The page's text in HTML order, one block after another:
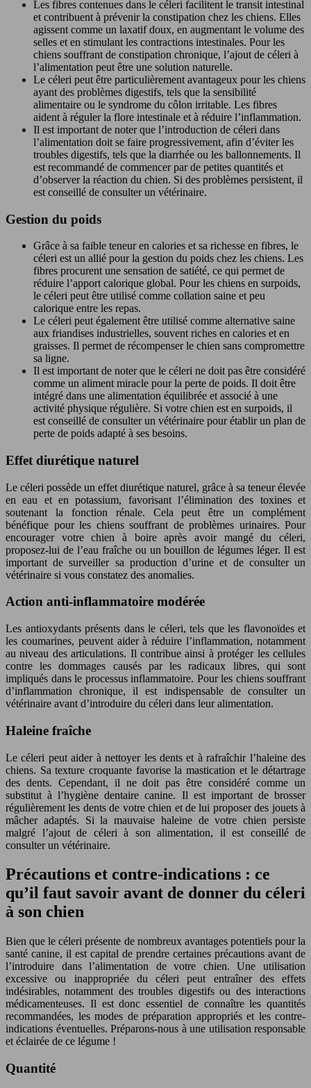
Les fibres contenues dans le céleri facilitent le transit intestinal
et contribuent à prévenir la constipation chez les chiens. Elles
agissent comme un laxatif doux, en augmentant le volume des
selles et en stimulant les contractions intestinales. Pour les
chiens souffrant de constipation chronique, l’ajout de céleri à
l’alimentation peut être une solution naturelle.
Le céleri peut être particulièrement avantageux pour les chiens
ayant des problèmes digestifs, tels que la sensibilité
alimentaire ou le syndrome du côlon irritable. Les fibres
aident à réguler la flore intestinale et à réduire l’inflammation.
Il est important de noter que l’introduction de céleri dans
l’alimentation doit se faire progressivement, afin d’éviter les
troubles digestifs, tels que la diarrhée ou les ballonnements. Il
est recommandé de commencer par de petites quantités et
d’observer la réaction du chien. Si des problèmes persistent, il
est conseillé de consulter un vétérinaire.
Gestion du poids
Grâce à sa faible teneur en calories et sa richesse en fibres, le
céleri est un allié pour la gestion du poids chez les chiens. Les
fibres procurent une sensation de satiété, ce qui permet de
réduire l’apport calorique global. Pour les chiens en surpoids,
le céleri peut être utilisé comme collation saine et peu
calorique entre les repas.
Le céleri peut également être utilisé comme alternative saine
aux friandises industrielles, souvent riches en calories et en
graisses. Il permet de récompenser le chien sans compromettre
sa ligne.
Il est important de noter que le céleri ne doit pas être considéré
comme un aliment miracle pour la perte de poids. Il doit être
intégré dans une alimentation équilibrée et associé à une
activité physique régulière. Si votre chien est en surpoids, il
est conseillé de consulter un vétérinaire pour établir un plan de
perte de poids adapté à ses besoins.
Effet diurétique naturel
Le céleri possède un effet diurétique naturel, grâce à sa teneur élevée
en eau et en potassium, favorisant l’élimination des toxines et
soutenant la fonction rénale. Cela peut être un complément
bénéfique pour les chiens souffrant de problèmes urinaires. Pour
encourager votre chien à boire après avoir mangé du céleri,
proposez-lui de l’eau fraîche ou un bouillon de légumes léger. Il est
important de surveiller sa production d’urine et de consulter un
vétérinaire si vous constatez des anomalies.
Action anti-inflammatoire modérée
Les antioxydants présents dans le céleri, tels que les flavonoïdes et
les coumarines, peuvent aider à réduire l’inflammation, notamment
au niveau des articulations. Il contribue ainsi à protéger les cellules
contre les dommages causés par les radicaux libres, qui sont
impliqués dans le processus inflammatoire. Pour les chiens souffrant
d’inflammation chronique, il est indispensable de consulter un
vétérinaire avant d’introduire du céleri dans leur alimentation.
Haleine fraîche
Le céleri peut aider à nettoyer les dents et à rafraîchir l’haleine des
chiens. Sa texture croquante favorise la mastication et le détartrage
des dents. Cependant, il ne doit pas être considéré comme un
substitut à l’hygiène dentaire canine. Il est important de brosser
régulièrement les dents de votre chien et de lui proposer des jouets à
mâcher adaptés. Si la mauvaise haleine de votre chien persiste
malgré l’ajout de céleri à son alimentation, il est conseillé de
consulter un vétérinaire.
Précautions et contre-indications : ce
qu’il faut savoir avant de donner du céleri
à son chien
Bien que le céleri présente de nombreux avantages potentiels pour la
santé canine, il est capital de prendre certaines précautions avant de
l’introduire dans l’alimentation de votre chien. Une utilisation
excessive ou inappropriée du céleri peut entraîner des effets
indésirables, notamment des troubles digestifs ou des interactions
médicamenteuses. Il est donc essentiel de connaître les quantités
recommandées, les modes de préparation appropriés et les contre-
indications éventuelles. Préparons-nous à une utilisation responsable
et éclairée de ce légume !
Quantité